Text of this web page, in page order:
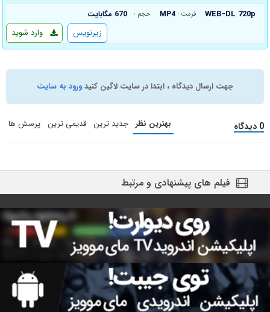
WEB-DL 720p فرمت : MP4 حجم : 670 مگابایت
وارد شوید زیرنویس
جهت ارسال دیدگاه ، ابتدا در سایت لاگین کنیدورود به سایت
0 دیدگاه بهترین نظر جدید ترین قدیمی ترین پرسش ها
فیلم های پیشنهادی و مرتبط